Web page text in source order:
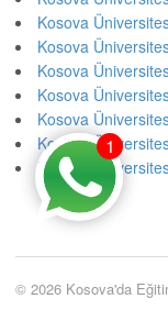
Kosova
Kosova
Kosova
Kosova
Kosova
Kosova
Kosova
© 2026 Kosova'da
1